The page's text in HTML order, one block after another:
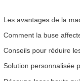
Comment la buse